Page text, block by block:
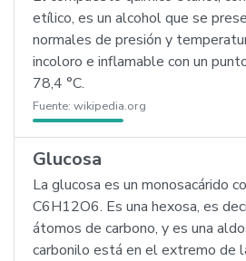
etílico, es un alcohol que se
normales de presión y
incoloro e inflamable con un
78,4 °C.
Fuente: wikipedia.org
Glucosa
La glucosa es un monosacárido
C6H12O6. Es una hexosa, es
átomos de carbono, y es una
carbonilo está en el extremo de